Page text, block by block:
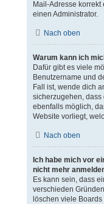
Mail-Adresse
einen Administrator.
Nach oben
Warum kann ich
Dafür gibt es viele
Benutzername und
Fall ist, wende dich
sicherzugehen, dass
ebenfalls möglich,
Website vorliegt,
Nach oben
Ich habe mich vor
nicht mehr
Es kann sein, dass
verschieden
löschen viele